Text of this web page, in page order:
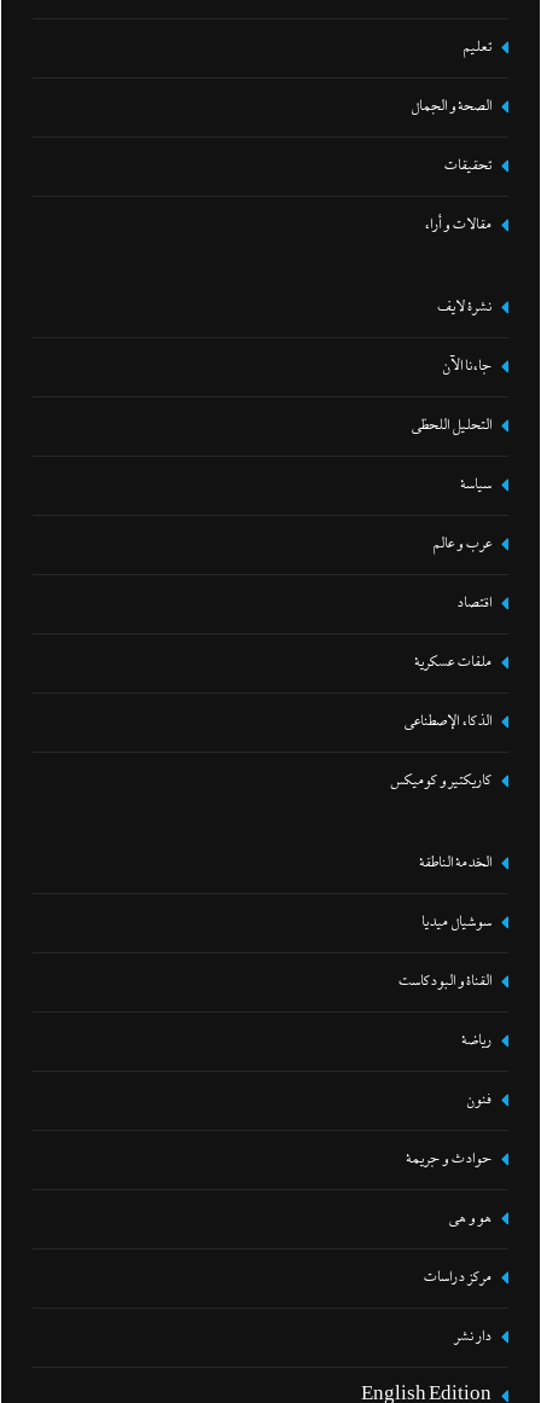
تعليم
الصحة و الجمال
تحقيقات
مقالات و أراء
نشرة لايف
جاءنا الآن
التحليل اللحظي
سياسة
عرب و عالم
اقتصاد
ملفات عسكرية
الذكاء الإصطناعي
كاريكتير و كوميكس
الخدمة الناطقة
سوشيال ميديا
القناة و البودكاست
رياضة
فنون
حوادث و جريمة
هو و هي
مركز دراسات
دار نشر
English Edition